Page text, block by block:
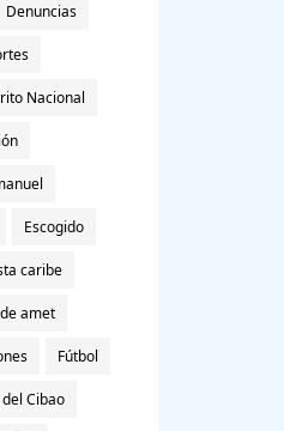
Denuncias
Nacional
Escogido
caribe
amet
Fútbol
Cibao